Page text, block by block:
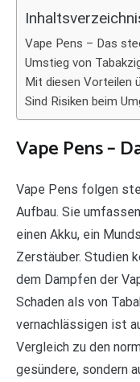
Vape Pens – Das
Umstieg von
Mit diesen Vorteilen
Sind Risiken beim
Vape Pens –
Vape Pens folgen
Aufbau. Sie
einen Akku, ein
Zerstäuber. Studien
dem Dampfen der
Schaden als von
vernachlässigen ist
Vergleich zu den
gesündere, sondern